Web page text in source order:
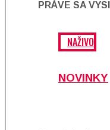
PRÁVE SA
NAŽIVO
NOVINKY